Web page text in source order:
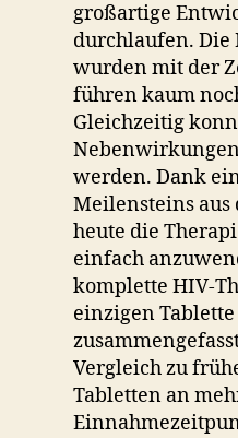
großartige
durchlaufen. Die
wurden mit der
führen kaum
Gleichzeitig
werden. Dank
Meilensteins aus
heute die
einfach
komplette HIV-
einzigen Tablette
Vergleich zu
Tabletten an